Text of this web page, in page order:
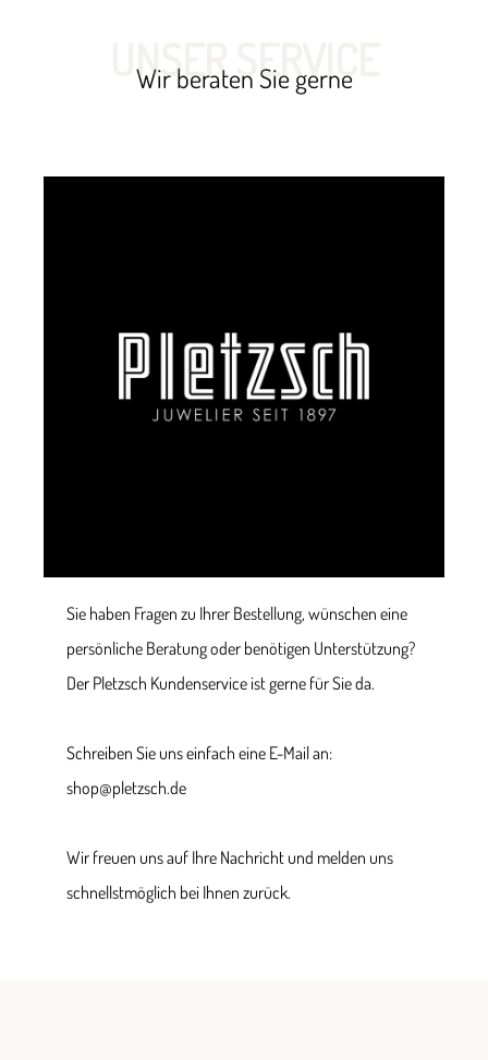
UNSER SERVICE
Wir beraten Sie gerne
Sie haben Fragen zu Ihrer Bestellung, wünschen eine
persönliche Beratung oder benötigen Unterstützung?
Der Pletzsch Kundenservice ist gerne für Sie da.
Schreiben Sie uns einfach eine E-Mail an:
shop@pletzsch.de
Wir freuen uns auf Ihre Nachricht und melden uns
schnellstmöglich bei Ihnen zurück.